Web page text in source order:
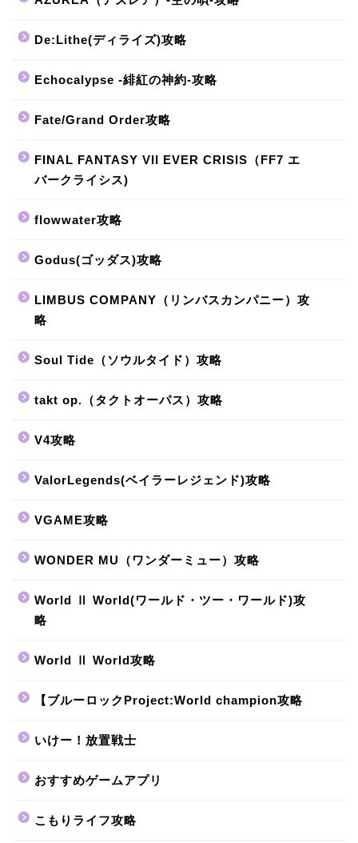
De:Lithe(ディライズ)攻略
Echocalypse -緋紅の神約-攻略
Fate/Grand Order攻略
FINAL FANTASY VII EVER CRISIS（FF7 エ
バークライシス)
flowwater攻略
Godus(ゴッダス)攻略
LIMBUS COMPANY（リンバスカンパニー）攻
略
Soul Tide（ソウルタイド）攻略
takt op.（タクトオーパス）攻略
V4攻略
ValorLegends(ベイラーレジェンド)攻略
VGAME攻略
WONDER MU（ワンダーミュー）攻略
World Ⅱ World(ワールド・ツー・ワールド)攻
略
World Ⅱ World攻略
【ブルーロックProject:World champion攻略
いけー！放置戦士
おすすめゲームアプリ
こもりライフ攻略